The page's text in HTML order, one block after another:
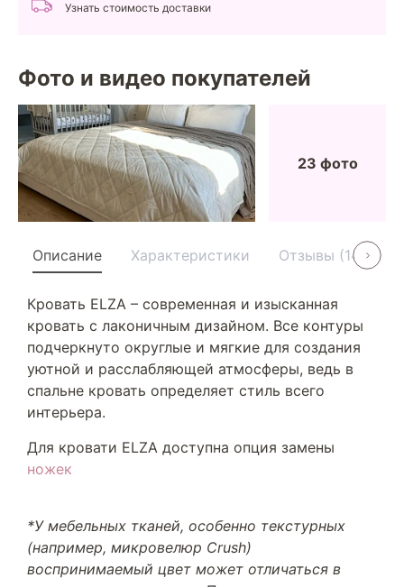
Узнать стоимость доставки
Фото и видео покупателей
23 фото
Описание Характеристики Отзывы (14)
Кровать ELZA – современная и изысканная
кровать с лаконичным дизайном. Все контуры
подчеркнуто округлые и мягкие для создания
уютной и расслабляющей атмосферы, ведь в
спальне кровать определяет стиль всего
интерьера.
Для кровати ELZA доступна опция замены
ножек
*У мебельных тканей, особенно текстурных
(например, микровелюр Crush)
воспринимаемый цвет может отличаться в